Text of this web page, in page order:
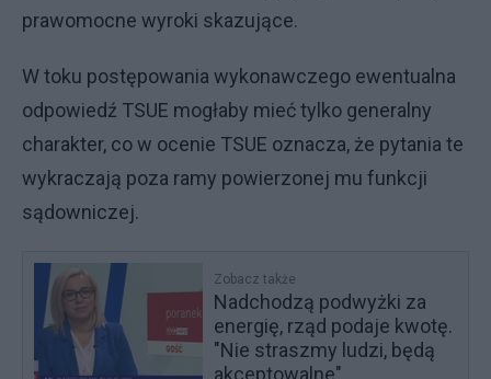
prawomocne wyroki skazujące.
W toku postępowania wykonawczego ewentualna
odpowiedź TSUE mogłaby mieć tylko generalny
charakter, co w ocenie TSUE oznacza, że pytania te
wykraczają poza ramy powierzonej mu funkcji
sądowniczej.
Zobacz także
Nadchodzą podwyżki za
energię, rząd podaje kwotę.
"Nie straszmy ludzi, będą
akceptowalne"